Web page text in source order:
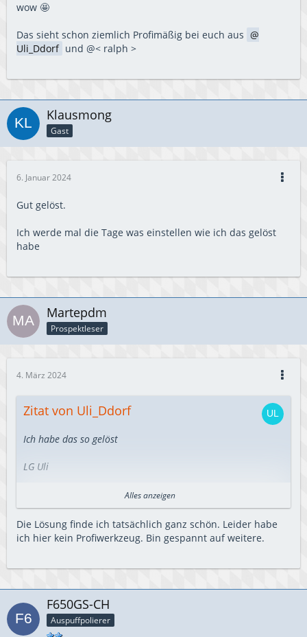
wow 🤩
Das sieht schon ziemlich Profimäßig bei euch aus
Uli_Ddorf und @< ralph >
Klausmong
Gast
6. Januar 2024
Gut gelöst.
Ich werde mal die Tage was einstellen wie ich das gelöst
habe
Martepdm
Prospektleser
4. März 2024
Zitat von Uli_Ddorf
Ich habe das so gelöst
LG Uli
20210927_211313.jpg
Alles anzeigen
Die Lösung finde ich tatsächlich ganz schön. Leider habe
ich hier kein Profiwerkzeug. Bin gespannt auf weitere.
F650GS-CH
Auspuffpolierer